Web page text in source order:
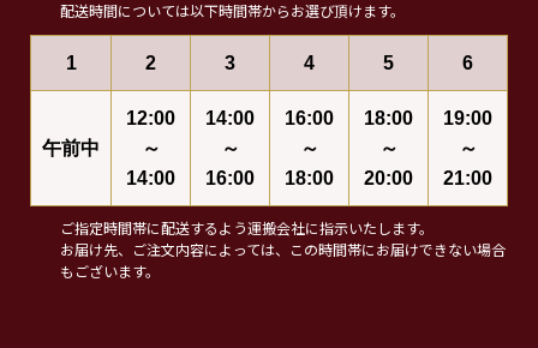
配送時間については以下時間帯からお選び頂けます。
1 2 3 4 5 6
午前中
12:00
～
14:00
14:00
～
16:00
16:00
～
18:00
18:00
～
20:00
19:00
～
21:00
ご指定時間帯に配送するよう運搬会社に指示いたします。
お届け先、ご注文内容によっては、この時間帯にお届けできない場合
もございます。